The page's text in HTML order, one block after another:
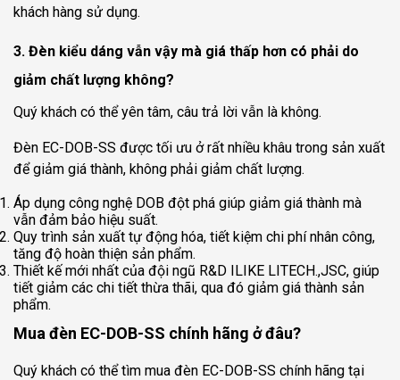
khách hàng sử dụng.
3. Đèn kiểu dáng vẫn vậy mà giá thấp hơn có phải do
giảm chất lượng không?
Quý khách có thể yên tâm, câu trả lời vẫn là không.
Đèn EC-DOB-SS được tối ưu ở rất nhiều khâu trong sản xuất
để giảm giá thành, không phải giảm chất lượng.
Áp dụng công nghệ DOB đột phá giúp giảm giá thành mà
vẫn đảm bảo hiệu suất.
Quy trình sản xuất tự động hóa, tiết kiệm chi phí nhân công,
tăng độ hoàn thiện sản phẩm.
Thiết kế mới nhất của đội ngũ R&D ILIKE LITECH.,JSC, giúp
tiết giảm các chi tiết thừa thãi, qua đó giảm giá thành sản
phẩm.
Mua đèn EC-DOB-SS chính hãng ở đâu?
Quý khách có thể tìm mua đèn EC-DOB-SS chính hãng tại